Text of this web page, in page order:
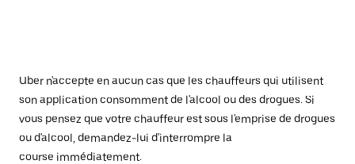
Uber n'accepte en aucun cas que les chauffeurs qui utilisent
son application consomment de l'alcool ou des drogues. Si
vous pensez que votre chauffeur est sous l'emprise de drogues
ou d'alcool, demandez-lui d'interrompre la
course immédiatement.